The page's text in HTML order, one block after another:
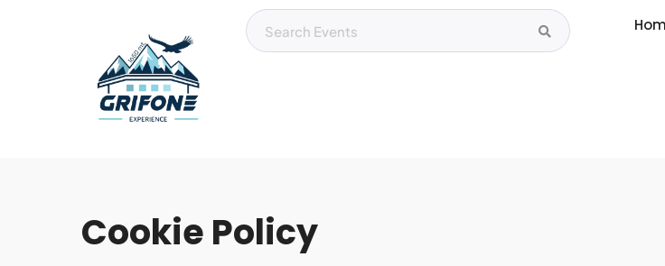
Cookie Policy